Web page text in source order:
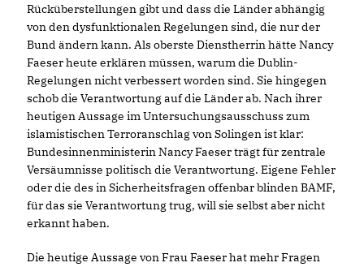
Rücküberstellungen gibt und dass die Länder abhängig
von den dysfunktionalen Regelungen sind, die nur der
Bund ändern kann. Als oberste Dienstherrin hätte Nancy
Faeser heute erklären müssen, warum die Dublin-
Regelungen nicht verbessert worden sind. Sie hingegen
schob die Verantwortung auf die Länder ab. Nach ihrer
heutigen Aussage im Untersuchungsausschuss zum
islamistischen Terroranschlag von Solingen ist klar:
Bundesinnenministerin Nancy Faeser trägt für zentrale
Versäumnisse politisch die Verantwortung. Eigene Fehler
oder die des in Sicherheitsfragen offenbar blinden BAMF,
für das sie Verantwortung trug, will sie selbst aber nicht
erkannt haben.
Die heutige Aussage von Frau Faeser hat mehr Fragen